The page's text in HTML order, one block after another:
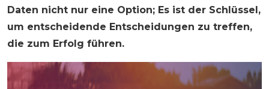
Daten nicht nur eine Option; Es ist der Schlüssel,
um entscheidende Entscheidungen zu treffen,
die zum Erfolg führen.